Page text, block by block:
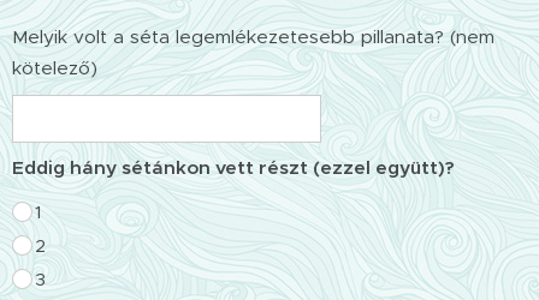
Melyik volt a séta legemlékezetesebb pillanata? (nem
kötelező)
Eddig hány sétánkon vett részt (ezzel együtt)?
1
2
3